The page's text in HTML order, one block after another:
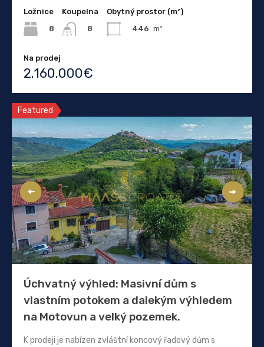
Ložnice
8
Koupelna
8
Obytný prostor (m²)
446 m²
Na prodej
2.160.000€
Featured
Úchvatný výhled: Masivní dům s
vlastním potokem a dalekým výhledem
na Motovun a velký pozemek.
K prodeji je nabízen zvláštní koncový řadový dům s